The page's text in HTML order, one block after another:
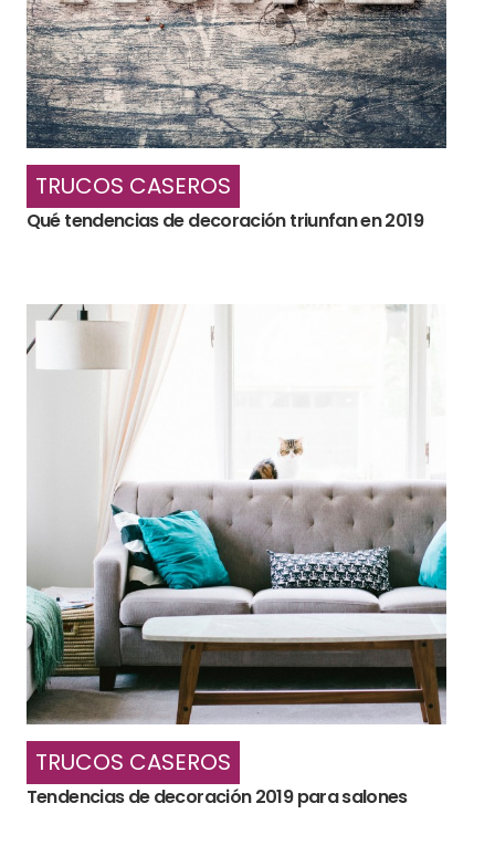
TRUCOS CASEROS
Qué tendencias de decoración triunfan en 2019
TRUCOS CASEROS
Tendencias de decoración 2019 para salones